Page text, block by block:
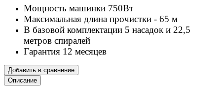
Мощность машинки 750Вт
Максимальная длина прочистки - 65 м
В базовой комплектации 5 насадок и 22,5
метров спиралей
Гарантия 12 месяцев
Добавить в сравнение
Описание